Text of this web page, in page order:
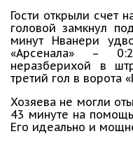
Гости открыли счет
головой замкнул
минут Нванери
«Арсенала» –
неразберихой в
третий гол в ворота
Хозяева не могли
43 минуте на
Его идеально и